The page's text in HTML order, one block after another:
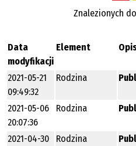
Znalezionych
Data
modyfikacji
Element
2021-05-21
09:49:32
Rodzina
2021-05-06
20:07:36
Rodzina
2021-04-30
Rodzina